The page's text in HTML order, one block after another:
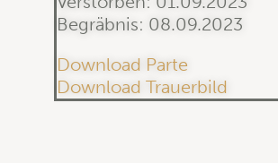
Begräbnis: 08.09.2023
Download Parte
Download Trauerbild